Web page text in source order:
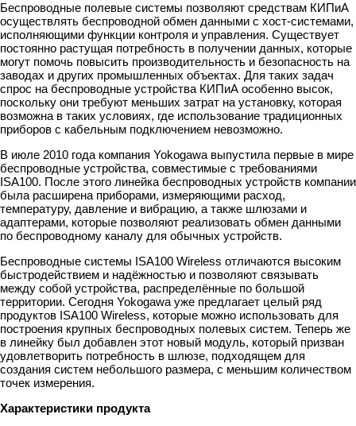
Беспроводные полевые системы позволяют средствам КИПиА
осуществлять беспроводной обмен данными с хост-системами,
исполняющими функции контроля и управления. Существует
постоянно растущая потребность в получении данных, которые
могут помочь повысить производительность и безопасность на
заводах и других промышленных объектах. Для таких задач
спрос на беспроводные устройства КИПиА особенно высок,
поскольку они требуют меньших затрат на установку, которая
возможна в таких условиях, где использование традиционных
приборов с кабельным подключением невозможно.
В июле 2010 года компания Yokogawa выпустила первые в мире
беспроводные устройства, совместимые с требованиями
ISA100. После этого линейка беспроводных устройств компании
была расширена приборами, измеряющими расход,
температуру, давление и вибрацию, а также шлюзами и
адаптерами, которые позволяют реализовать обмен данными
по беспроводному каналу для обычных устройств.
Беспроводные системы ISA100 Wireless отличаются высоким
быстродействием и надёжностью и позволяют связывать
между собой устройства, распределённые по большой
территории. Сегодня Yokogawa уже предлагает целый ряд
продуктов ISA100 Wireless, которые можно использовать для
построения крупных беспроводных полевых систем. Теперь же
в линейку был добавлен этот новый модуль, который призван
удовлетворить потребность в шлюзе, подходящем для
создания систем небольшого размера, с меньшим количеством
точек измерения.
Характеристики продукта